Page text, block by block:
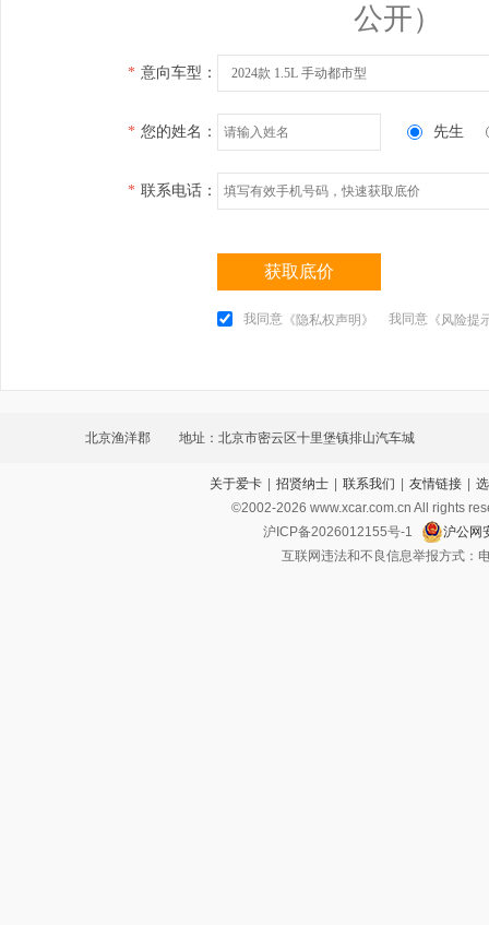
公开）
* 意向车型： 2024款 1.5L 手动都市型
* 您的姓名： 先生
* 联系电话：
获取底价
我同意 《隐私权声明》 我同意 《风险提
北京渔洋郡 地址：北京市密云区十里堡镇排山汽车城
关于爱卡 | 招贤纳士 | 联系我们 | 友情链接 |
©2002-2026 www.xcar.com.cn All rights
沪ICP备2026012155号-1
沪公网
互联网违法和不良信息举报方式：